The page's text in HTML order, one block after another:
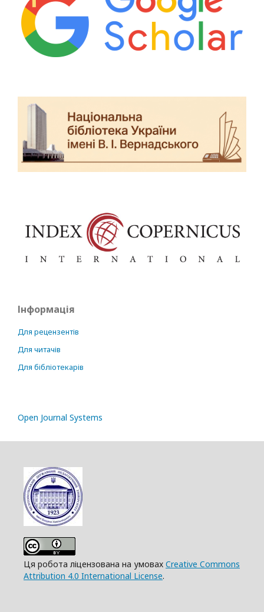
Інформація
Для рецензентів
Для читачів
Для бібліотекарів
Open Journal Systems
Ця робота ліцензована на умовах Creative Commons
Attribution 4.0 International License.